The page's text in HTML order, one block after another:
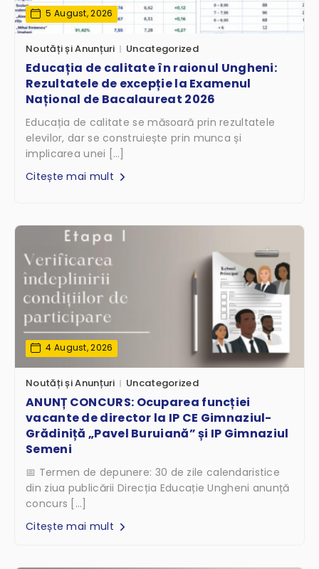
5 August, 2026
Noutăți și Anunțuri Uncategorized
Educația de calitate în raionul Ungheni:
Rezultatele de excepție la Examenul
Național de Bacalaureat 2026
Educația de calitate se măsoară prin rezultatele
elevilor, dar se construiește prin munca și
implicarea unei […]
Citește mai mult
4 August, 2026
Noutăți și Anunțuri Uncategorized
ANUNȚ CONCURS: Ocuparea funcției
vacante de director la IP CE Gimnaziul-
Grădiniță „Pavel Buruiană” și IP Gimnaziul
Semeni
📅 Termen de depunere: 30 de zile calendaristice
din ziua publicării Direcția Educație Ungheni anunță
concurs […]
Citește mai mult